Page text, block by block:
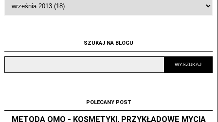
SZUKAJ NA BLOGU
POLECANY POST
METODA OMO - KOSMETYKI, PRZYKŁADOWE MYCIA